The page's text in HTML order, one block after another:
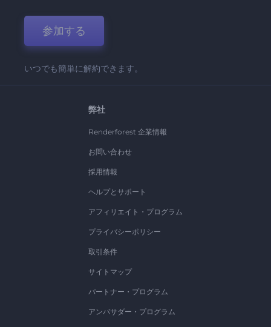
参加する
いつでも簡単に解約できます。
弊社
Renderforest 企業情報
お問い合わせ
採用情報
ヘルプとサポート
アフィリエイト・プログラム
プライバシーポリシー
取引条件
サイトマップ
パートナー・プログラム
アンバサダー・プログラム